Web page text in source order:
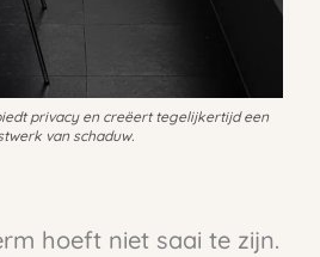
privacy en creëert tegelijkertijd een
van schaduw.
hoeft niet saai te zijn.